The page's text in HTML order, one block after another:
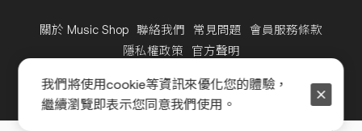
關於 Music Shop 聯絡我們 常見問題 會員服務條款
隱私權政策 官方聲明
Copyright © 2025 海國樂器股份有限公司及海億股份有限公
司，著作權所有
我們將使用cookie等資訊來優化您的體驗，
繼續瀏覽即表示您同意我們使用。